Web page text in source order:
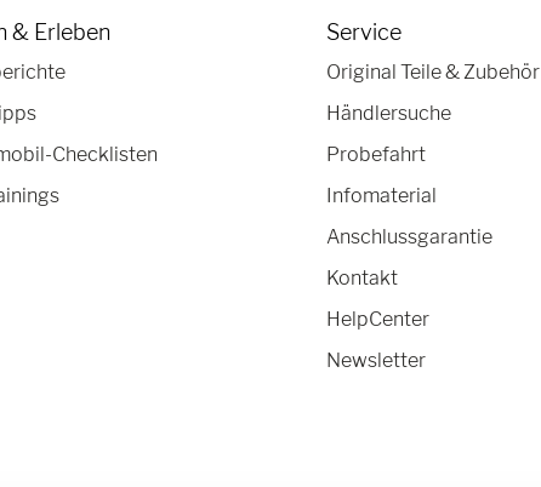
& Erleben
Checklisten
Service
Original Teile & Zubehör
Händlersuche
Probefahrt
Infomaterial
Anschlussgarantie
Kontakt
HelpCenter
Newsletter